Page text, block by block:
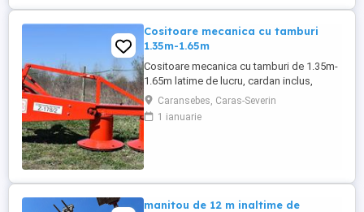
Cositoare mecanica cu tamburi
1.35m-1.65m
Cositoare mecanica cu tamburi de 1.35m-
1.65m latime de lucru, cardan inclus,
prelata, cheie de cutite Transport in toate
judetele
Caransebes, Caras-Severin
1 ianuarie
manitou de 12 m inaltime de